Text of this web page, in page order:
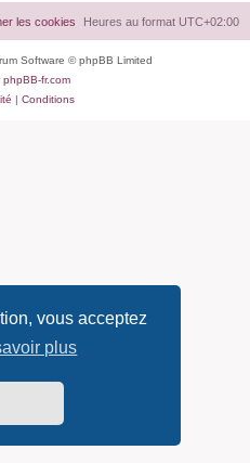
vous acceptez
plus
Heures au format UTC+02:00
les cookies
Software © phpBB Limited
phpBB-fr.com
| Conditions